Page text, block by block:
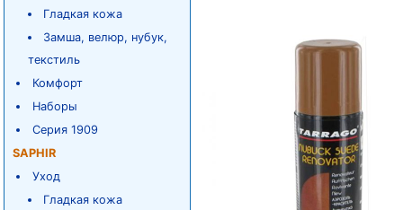
Гладкая кожа
Замша, велюр, нубук,
текстиль
Комфорт
Наборы
Серия 1909
SAPHIR
Уход
Гладкая кожа